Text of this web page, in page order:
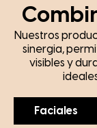
Nuestros
sinergia,
visibles y
Faciales